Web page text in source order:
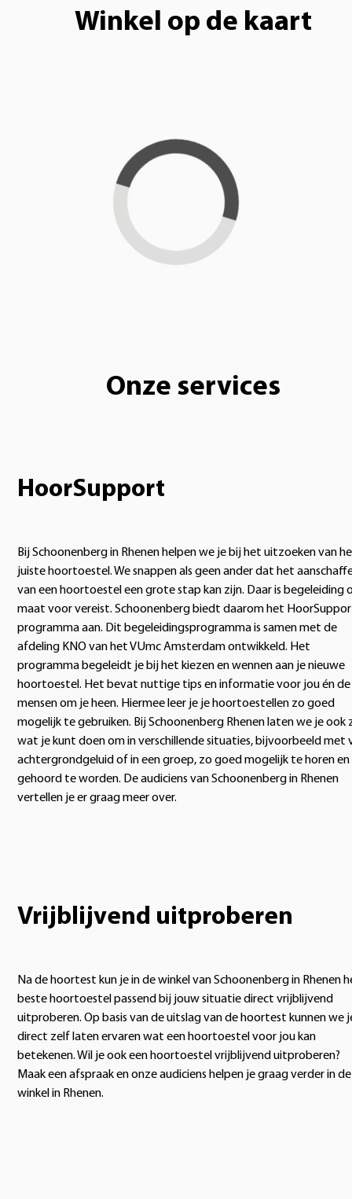
Winkel op de kaart
Loading...
Onze services
HoorSupport
Bij Schoonenberg in Rhenen helpen we je bij het uitzoeken van
juiste hoortoestel. We snappen als geen ander dat het
van een hoortoestel een grote stap kan zijn. Daar is begeleiding
maat voor vereist. Schoonenberg biedt daarom het
programma aan. Dit begeleidingsprogramma is samen met de
afdeling KNO van het VUmc Amsterdam ontwikkeld. Het
programma begeleidt je bij het kiezen en wennen aan je nieuwe
hoortoestel. Het bevat nuttige tips en informatie voor jou én de
mensen om je heen. Hiermee leer je je hoortoestellen zo goed
mogelijk te gebruiken. Bij Schoonenberg Rhenen laten we je ook
wat je kunt doen om in verschillende situaties, bijvoorbeeld met
achtergrondgeluid of in een groep, zo goed mogelijk te horen en
gehoord te worden. De audiciens van Schoonenberg in Rhenen
vertellen je er graag meer over.
Vrijblijvend uitproberen
Na de hoortest kun je in de winkel van Schoonenberg in Rhenen
beste hoortoestel passend bij jouw situatie direct vrijblijvend
uitproberen. Op basis van de uitslag van de hoortest kunnen we
direct zelf laten ervaren wat een hoortoestel voor jou kan
betekenen. Wil je ook een hoortoestel vrijblijvend uitproberen?
Maak een afspraak en onze audiciens helpen je graag verder in de
winkel in Rhenen.